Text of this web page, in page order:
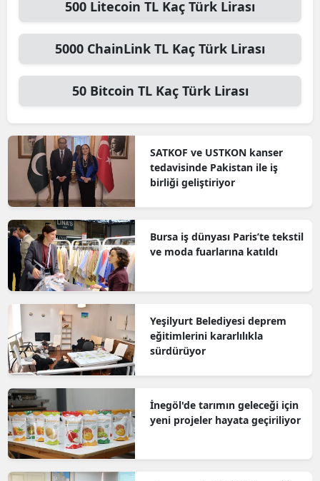
500 Litecoin TL Kaç Türk Lirası
5000 ChainLink TL Kaç Türk Lirası
50 Bitcoin TLKaç Türk Lirası
SATKOF ve USTKON kanser
tedavisinde Pakistan ile iş
birliği geliştiriyor
Bursa iş dünyası Paris’te tekstil
ve moda fuarlarına katıldı
Yeşilyurt Belediyesi deprem
eğitimlerini kararlılıkla
sürdürüyor
İnegöl'de tarımın geleceği için
yeni projeler hayata geçiriliyor